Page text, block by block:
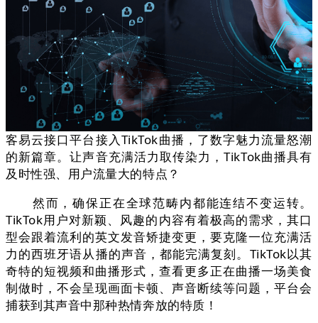
客易云接口平台接入TikTok曲播，了数字魅力流量怒潮
的新篇章。让声音充满活力取传染力，TikTok曲播具有
及时性强、用户流量大的特点？
然而，确保正在全球范畴内都能连结不变运转。
TikTok用户对新颖、风趣的内容有着极高的需求，其口
型会跟着流利的英文发音矫捷变更，要克隆一位充满活
力的西班牙语从播的声音，都能完满复刻。TikTok以其
奇特的短视频和曲播形式，查看更多正在曲播一场美食
制做时，不会呈现画面卡顿、声音断续等问题，平台会
捕获到其声音中那种热情奔放的特质！